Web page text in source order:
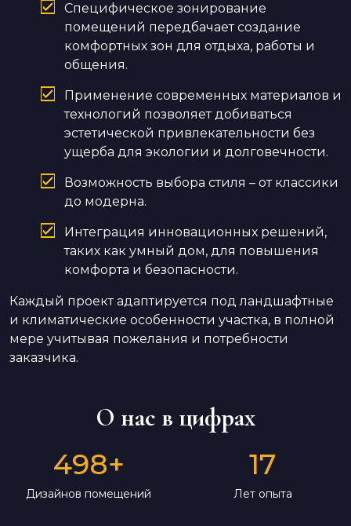
Специфическое зонирование
помещений передбачает создание
комфортных зон для отдыха, работы и
общения.
Применение современных материалов и
технологий позволяет добиваться
эстетической привлекательности без
ущерба для экологии и долговечности.
Возможность выбора стиля – от классики
до модерна.
Интеграция инновационных решений,
таких как умный дом, для повышения
комфорта и безопасности.
Каждый проект адаптируется под ландшафтные
и климатические особенности участка, в полной
мере учитывая пожелания и потребности
заказчика.
О нас в цифрах
498+
Дизайнов помещений
17
Лет опыта